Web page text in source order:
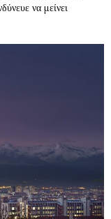
να μείνει